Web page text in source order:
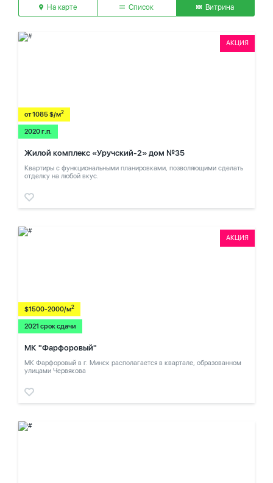
На карте Список Витрина
АКЦИЯ
от 1085 $/м2
2020 г.п.
Жилой комплекс «Уручский-2» дом №35
Квартиры с функциональными планировками, позволяющими сделать
отделку на любой вкус.
АКЦИЯ
$1500-2000/м2
2021 срок сдачи
МК "Фарфоровый"
МК Фарфоровый в г. Минск располагается в квартале, образованном
улицами Червякова